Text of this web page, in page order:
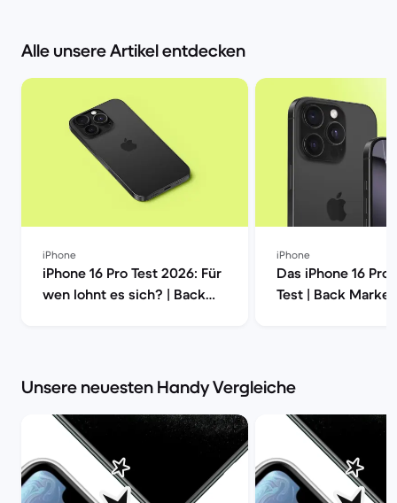
Alle unsere Artikel entdecken
iPhone
iPhone 16 Pro Test 2026: Für
wen lohnt es sich? | Back
iPhone
Das iPhone 16 Pro
Test | Back Market
Unsere neuesten Handy Vergleiche